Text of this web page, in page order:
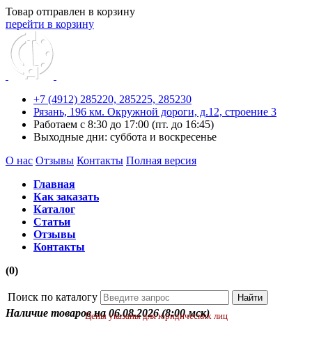
Товар отправлен в корзину
перейти в корзину
+7 (4912) 285220, 285225, 285230
Рязань, 196 км. Окружной дороги, д.12, строение 3
Работаем с 8:30 до 17:00 (пт. до 16:45)
Выходные дни: суббота и воскресенье
О нас Отзывы Контакты Полная версия
Главная
Как заказать
Каталог
Статьи
Отзывы
Контакты
(0)
Поиск по каталогу
Наличие товаров на 06.08.2026 (8:00 мск)
Цены указаны для юридических лиц